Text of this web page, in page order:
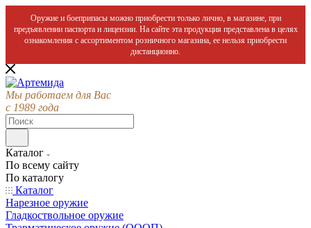
Оружие и боеприпасы можно приобрести только лично, в магазине, при
предъявлении паспорта и лицензии. На сайте эта продукция представлена в целях
ознакомления с ассортиментом розничного магазина, ее нельзя приобрести
дистанционно.
Мы работаем для Вас
с 1989 года
Каталог
По всему сайту
По каталогу
Каталог
Нарезное оружие
Гладкоствольное оружие